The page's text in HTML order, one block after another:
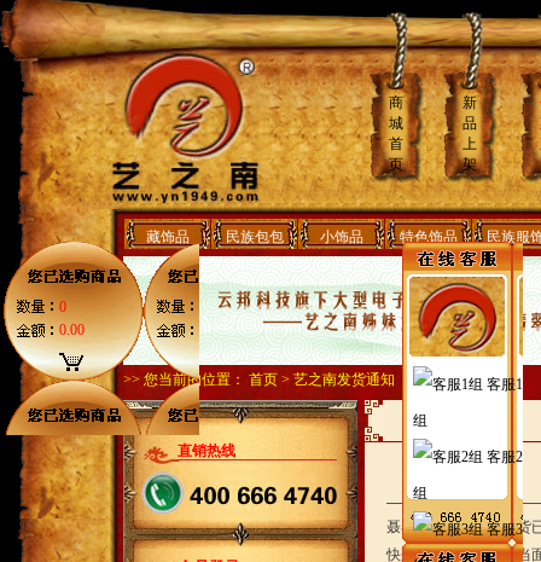
商
城
首
页
新
品
上
架
0
0.00
客服1
组
客服2
组
客服3
藏饰品 民族包包 小饰品 特色饰品 民族服
>> 您当前的位置：首页 > 艺之南发货通知
直销热线
聂小姐，您好，您的货
快递员送货上门时请当